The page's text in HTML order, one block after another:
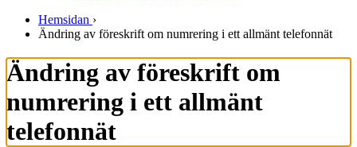
Hemsidan ›
Ändring av föreskrift om numrering i ett allmänt telefonnät
Ändring av föreskrift om
numrering i ett allmänt
telefonnät